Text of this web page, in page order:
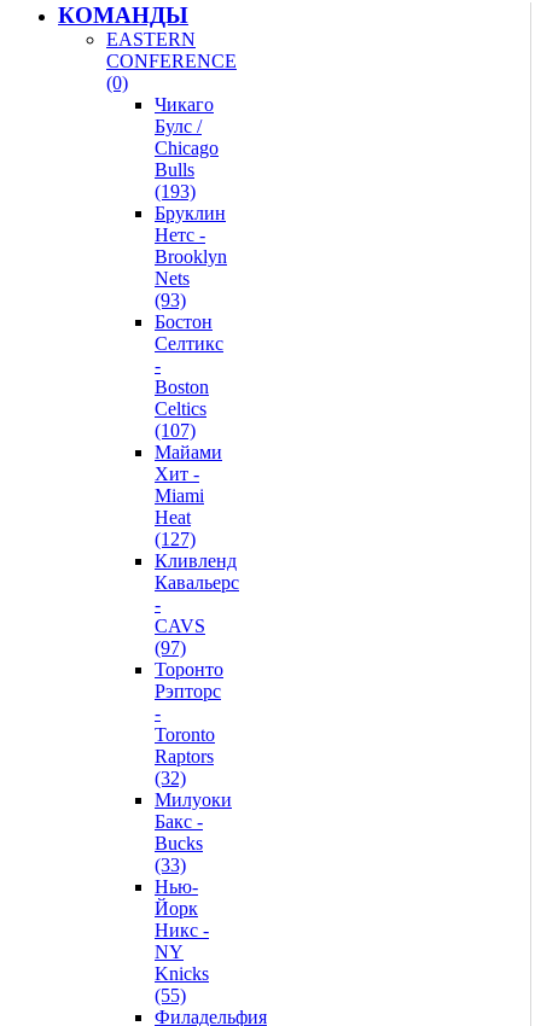
КОМАНДЫ
EASTERN
CONFERENCE
(0)
Чикаго
Булс /
Chicago
Bulls
(193)
Бруклин
Нетс -
Brooklyn
Nets
(93)
Бостон
Селтикс
-
Boston
Celtics
(107)
Майами
Хит -
Miami
Heat
(127)
Кливленд
Кавальерс
-
CAVS
(97)
Торонто
Рэпторс
-
Toronto
Raptors
(32)
Милуоки
Бакс -
Bucks
(33)
Нью-
Йорк
Никс -
NY
Knicks
(55)
Филадельфия